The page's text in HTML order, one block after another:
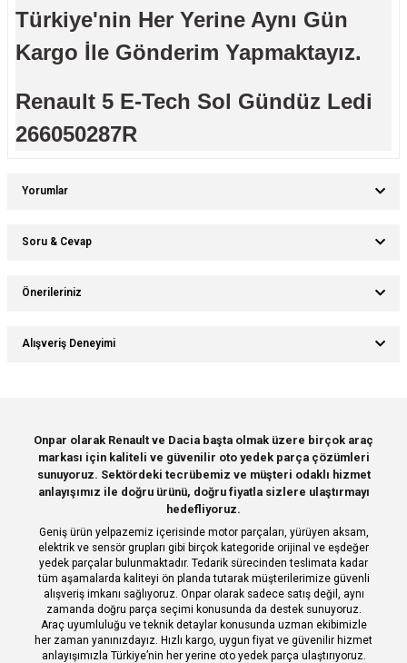
Türkiye'nin Her Yerine Aynı Gün
Kargo İle Gönderim Yapmaktayız.
Renault 5 E-Tech Sol Gündüz Ledi
266050287R
Yorumlar
Soru & Cevap
Önerileriniz
Bu ürünün fiyat bilgisi, resim, ürün açıklamalarında ve diğer konularda
yetersiz gördüğünüz noktaları öneri formunu kullanarak tarafımıza
Ürün resmi kalitesiz, bozuk veya görüntülenemiyor.
Ürün açıklamasında eksik bilgiler bulunuyor.
Ürün bilgilerinde hatalar bulunuyor.
Ürün fiyatı diğer sitelerden daha pahalı.
Bu ürüne benzer farklı alternatifler olmalı.
Gönder
Alışveriş Deneyimi
Deneyimini Paylaş
Onpar olarak Renault ve Dacia başta olmak üzere birçok araç
markası için kaliteli ve güvenilir oto yedek parça çözümleri
sunuyoruz. Sektördeki tecrübemiz ve müşteri odaklı hizmet
anlayışımız ile doğru ürünü, doğru fiyatla sizlere ulaştırmayı
hedefliyoruz.
Geniş ürün yelpazemiz içerisinde motor parçaları, yürüyen aksam,
elektrik ve sensör grupları gibi birçok kategoride orijinal ve eşdeğer
yedek parçalar bulunmaktadır. Tedarik sürecinden teslimata kadar
tüm aşamalarda kaliteyi ön planda tutarak müşterilerimize güvenli
alışveriş imkanı sağlıyoruz. Onpar olarak sadece satış değil, aynı
zamanda doğru parça seçimi konusunda da destek sunuyoruz.
Araç uyumluluğu ve teknik detaylar konusunda uzman ekibimizle
her zaman yanınızdayız. Hızlı kargo, uygun fiyat ve güvenilir hizmet
anlayışımızla Türkiye’nin her yerine oto yedek parça ulaştırıyoruz.